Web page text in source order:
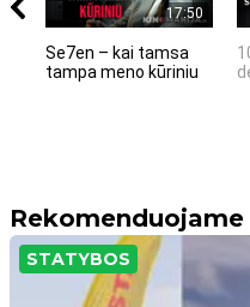
17:50
Se7en – kai tamsa
tampa meno kūriniu
Rekomenduojame
STATYBOS